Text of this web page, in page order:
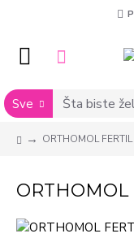
Sve
ORTHOMOL
ORTHOMOL